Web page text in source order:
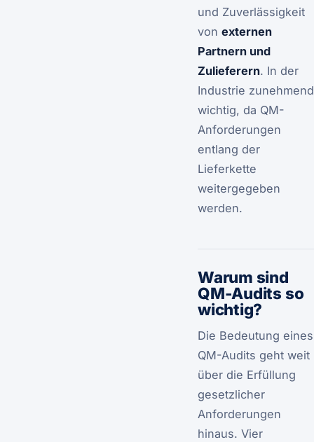
und Zuverlässigkeit
von externen
Partnern und
Zulieferern. In der
Industrie zunehmend
wichtig, da QM-
Anforderungen
entlang der
Lieferkette
weitergegeben
werden.
Warum sind
QM-Audits so
wichtig?
Die Bedeutung eines
QM-Audits geht weit
über die Erfüllung
gesetzlicher
Anforderungen
hinaus. Vier